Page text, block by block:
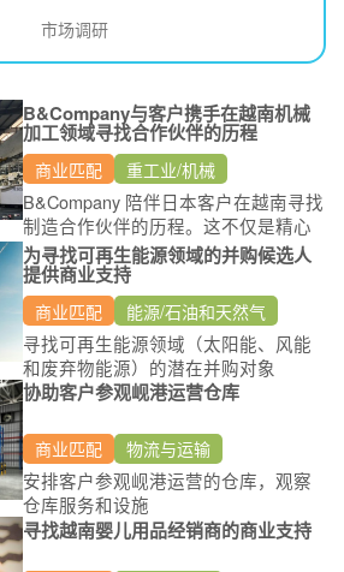
市场调研
B&Company与客户携手在越南机械
加工领域寻找合作伙伴的历程
商业匹配 重工业/机械
B&Company 陪伴日本客户在越南寻找
制造合作伙伴的历程。这不仅是精心
准备的会议和日程安排的故事，也是
探索越南市场和文化独特之处的旅
程。
为寻找可再生能源领域的并购候选人
提供商业支持
商业匹配 能源/石油和天然气
寻找可再生能源领域（太阳能、风能
和废弃物能源）的潜在并购对象
协助客户参观岘港运营仓库
商业匹配 物流与运输
安排客户参观岘港运营的仓库，观察
仓库服务和设施
寻找越南婴儿用品经销商的商业支持